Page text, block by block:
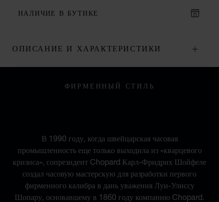
НАЛИЧИЕ В БУТИКЕ
ОПИСАНИЕ И ХАРАКТЕРИСТИКИ
ФИРМЕННЫЙ СТИЛЬ
В 1990 году, когда швейцарская часовая
промышленность еще только выходила из «кварцевого
кризиса», сопрезидент Chopard Карл-Фридрих Шойфеле
создал часовую мастерскую для разработки первого
фирменного калибра в дань уважения Луи-Улиссу
Шопару, основавшему в 1860 году компанию Chopard.